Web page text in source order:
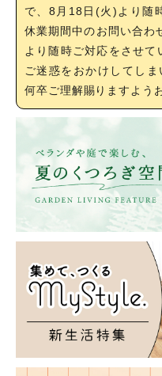
で、8月18日(火)より随
休業期間中のお問い合わ
より随時ご対応をさせ
ご迷惑をおかけしてしま
何卒ご理解賜りますよう